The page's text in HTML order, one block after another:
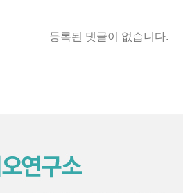
등록된 댓글이 없습니다.